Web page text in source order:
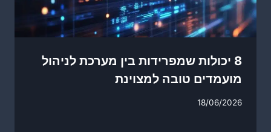
8 יכולות שמפרידות בין מערכת לניהול
מועמדים טובה למצוינת
18/06/2026